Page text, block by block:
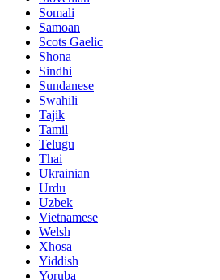
Somali
Samoan
Scots Gaelic
Shona
Sindhi
Sundanese
Swahili
Tajik
Tamil
Telugu
Thai
Ukrainian
Urdu
Uzbek
Vietnamese
Welsh
Xhosa
Yiddish
Yoruba